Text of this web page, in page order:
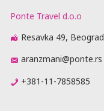
Ponte Travel d.o.o
Resavka 49, Beograd
aranzmani@ponte.rs
+381-11-7858585